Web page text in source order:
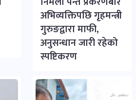
अभिव्यक्तिपछि गृहमन्त्री
गुरुङद्वारा माफी,
अनुसन्धान जारी रहेको
स्पष्टिकरण